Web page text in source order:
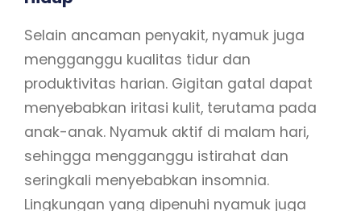
Selain ancaman penyakit, nyamuk juga
mengganggu kualitas tidur dan
produktivitas harian. Gigitan gatal dapat
menyebabkan iritasi kulit, terutama pada
anak-anak. Nyamuk aktif di malam hari,
sehingga mengganggu istirahat dan
seringkali menyebabkan insomnia.
Lingkungan yang dipenuhi nyamuk juga